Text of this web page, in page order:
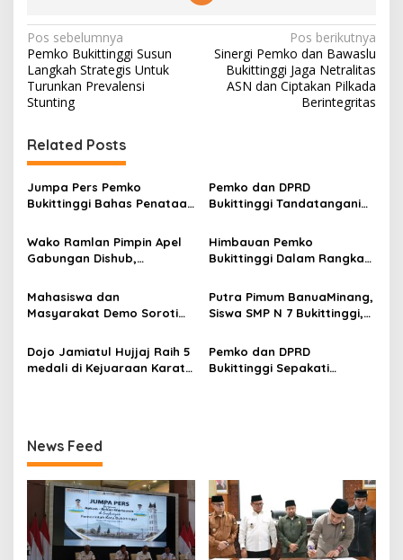
N
a
v
g
a
s
p
o
s
Pos sebelumnya
Pemko Bukittinggi Susun
Langkah Strategis Untuk
Turunkan Prevalensi
Stunting
Pos berikutnya
Sinergi Pemko dan Bawaslu
Bukittinggi Jaga Netralitas
ASN dan Ciptakan Pilkada
Berintegritas
Related Posts
Jumpa Pers Pemko
Bukittinggi Bahas Penataan
Kampus UFDK
Pemko dan DPRD
Bukittinggi Tandatangani
Perubahan KUA-PPAS APBD
2026
Wako Ramlan Pimpin Apel
Gabungan Dishub,
Persiapan Angkutan Gratis
Pelajar
Himbauan Pemko
Bukittinggi Dalam Rangka
Tahun ke-81 Kemerdekaan
Republik Indonesia
Mahasiswa dan
Masyarakat Demo Soroti
PP, GMNI Bukittinggi
Kecewa Wali Kota dan
DPRD Tak Hadir Temui
Putra Pimum BanuaMinang,
Siswa SMP N 7 Bukittinggi,
Festival Komite Pemula
Berat 40 Kg dalam
Kejuaraan Karate Jam
Dojo Jamiatul Hujjaj Raih 5
medali di Kejuaraan Karate
Pemko dan DPRD
Bukittinggi Sepakati
News Feed